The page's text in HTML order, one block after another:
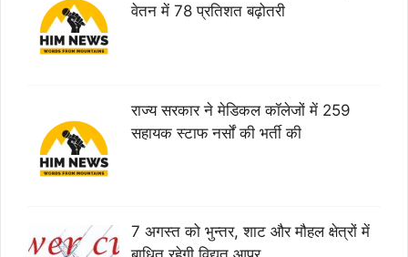
वेतन में 78 प्रतिशत बढ़ोतरी
राज्य सरकार ने मेडिकल कॉलेजों में 259
सहायक स्टाफ नर्सों की भर्ती की
7 अगस्त को भुन्तर, शाट और मौहल क्षेत्रों में